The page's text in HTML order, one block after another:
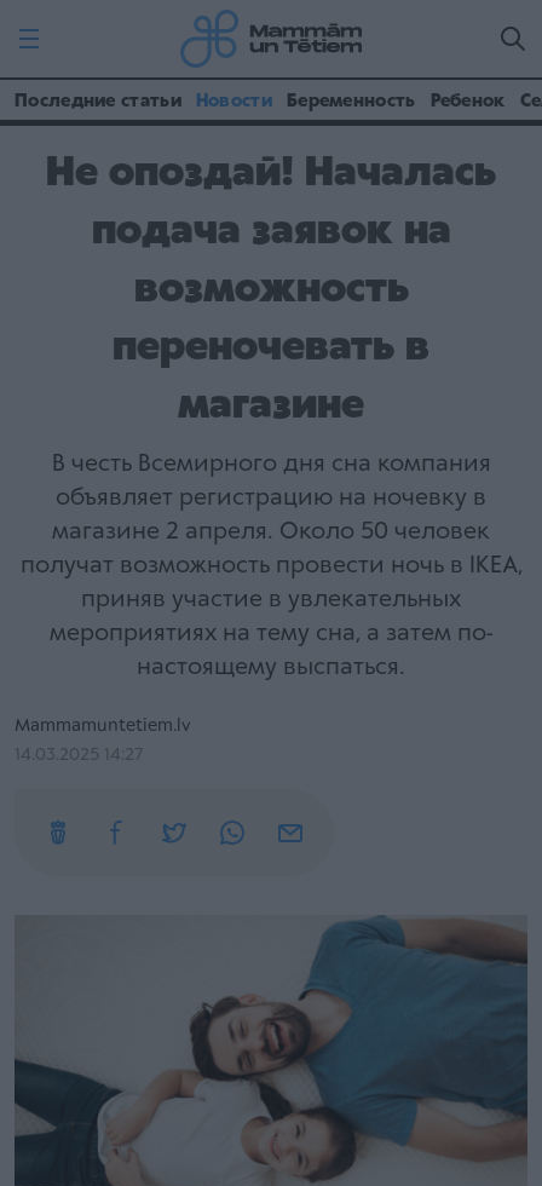
Последние статьи Новости Беременность Ребенок
Не опоздай! Началась
подача заявок на
возможность
переночевать в
магазине
В честь Всемирного дня сна компания
объявляет регистрацию на ночевку в
магазине 2 апреля. Около 50 человек
получат возможность провести ночь в IKEA,
приняв участие в увлекательных
мероприятиях на тему сна, а затем по-
настоящему выспаться.
Mammamuntetiem.lv
14.03.2025 14:27